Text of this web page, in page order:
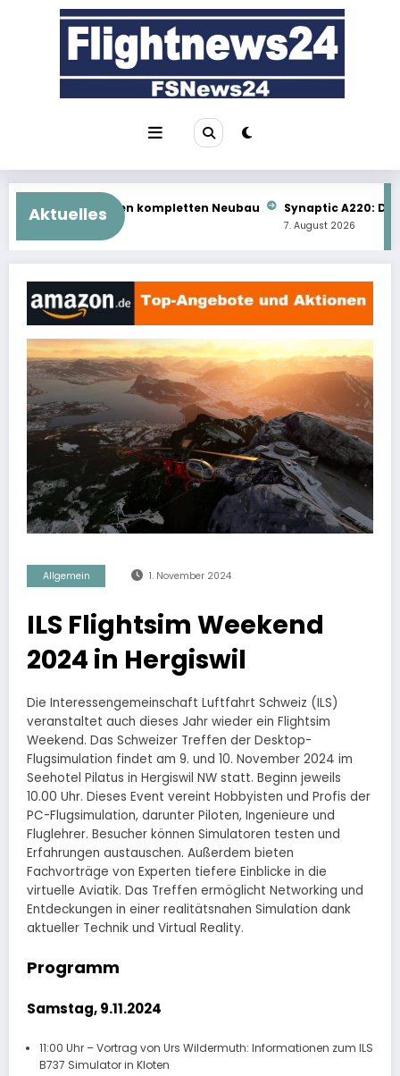
Aktuelles
Neubau Synaptic A220: Das kommt als Nächstes
Allgemein 1. November 2024
ILS Flightsim Weekend
2024 in Hergiswil
Die Interessengemeinschaft Luftfahrt Schweiz (ILS)
veranstaltet auch dieses Jahr wieder ein Flightsim
Weekend. Das Schweizer Treffen der Desktop-
Flugsimulation findet am 9. und 10. November 2024 im
Seehotel Pilatus in Hergiswil NW statt. Beginn jeweils
10.00 Uhr. Dieses Event vereint Hobbyisten und Profis der
PC-Flugsimulation, darunter Piloten, Ingenieure und
Fluglehrer. Besucher können Simulatoren testen und
Erfahrungen austauschen. Außerdem bieten
Fachvorträge von Experten tiefere Einblicke in die
virtuelle Aviatik. Das Treffen ermöglicht Networking und
Entdeckungen in einer realitätsnahen Simulation dank
aktueller Technik und Virtual Reality.
Programm
Samstag, 9.11.2024
11:00 Uhr – Vortrag von Urs Wildermuth: Informationen zum ILS
B737 Simulator in Kloten